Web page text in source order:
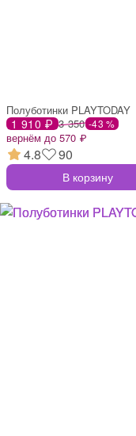
Полуботинки PLAYTODAY
1 910 ₽ 3 350 -43 %
вернём до 570 ₽
4.8 90
В корзину